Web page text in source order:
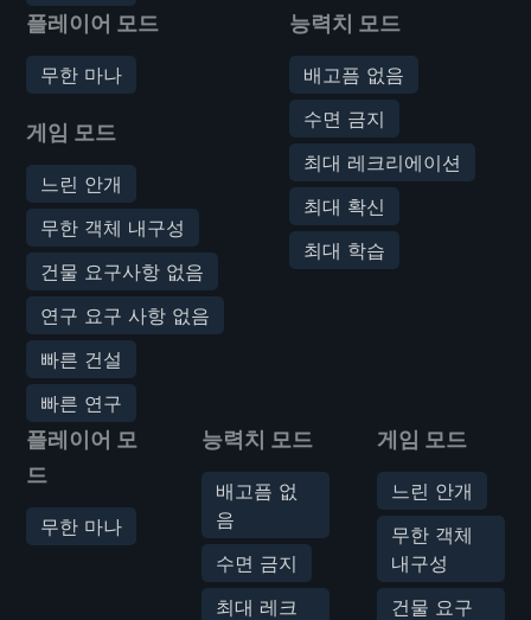
플레이어 모드
무한 마나
게임 모드
느린 안개
무한 객체 내구성
건물 요구사항 없음
연구 요구 사항 없음
빠른 건설
빠른 연구
능력치 모드
배고픔 없음
수면 금지
최대 레크리에이션
최대 확신
최대 학습
플레이어 모
드
무한 마나
능력치 모드
배고픔 없
음
수면 금지
최대 레크
게임 모드
느린 안개
무한 객체
내구성
건물 요구